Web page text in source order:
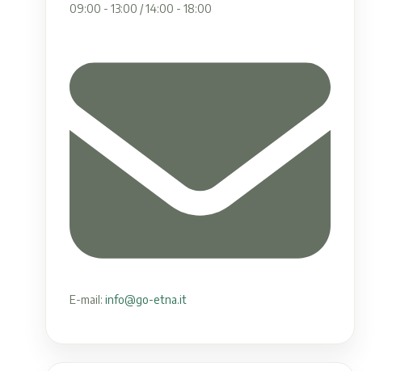
09:00 - 13:00 / 14:00 - 18:00
E-mail: info@go-etna.it